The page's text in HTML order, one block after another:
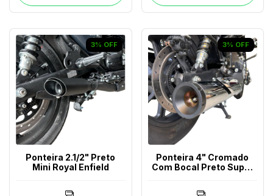
3% OFF
Ponteira 2.1/2" Preto
Mini Royal Enfield
3% OFF
Ponteira 4" Cromado
Com Bocal Preto Super